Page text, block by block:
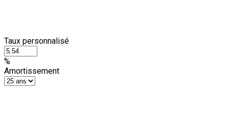
Taux personnalisé
%
Amortissement